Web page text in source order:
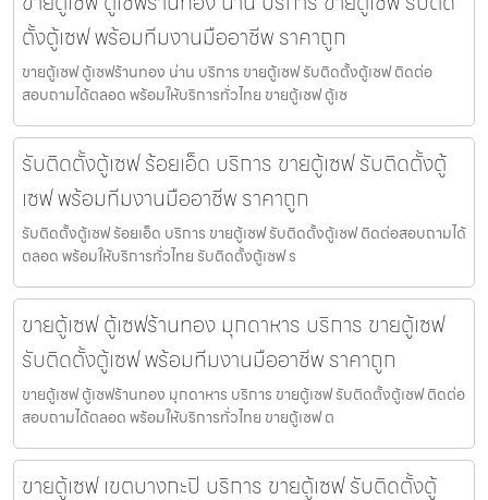
ตั้งตู้เซฟ พร้อมทีมงานมืออาชีพ ราคาถูก
ขายตู้เซฟ ตู้เซฟร้านทอง น่าน บริการ ขายตู้เซฟ รับติดตั้งตู้เซฟ ติดต่อ
สอบถามได้ตลอด พร้อมให้บริการทั่วไทย ขายตู้เซฟ ตู้เซ
รับติดตั้งตู้เซฟ ร้อยเอ็ด บริการ ขายตู้เซฟ รับติดตั้งตู้
เซฟ พร้อมทีมงานมืออาชีพ ราคาถูก
รับติดตั้งตู้เซฟ ร้อยเอ็ด บริการ ขายตู้เซฟ รับติดตั้งตู้เซฟ ติดต่อสอบถามได้
ตลอด พร้อมให้บริการทั่วไทย รับติดตั้งตู้เซฟ ร
ขายตู้เซฟ ตู้เซฟร้านทอง มุกดาหาร บริการ ขายตู้เซฟ
รับติดตั้งตู้เซฟ พร้อมทีมงานมืออาชีพ ราคาถูก
ขายตู้เซฟ ตู้เซฟร้านทอง มุกดาหาร บริการ ขายตู้เซฟ รับติดตั้งตู้เซฟ ติดต่อ
สอบถามได้ตลอด พร้อมให้บริการทั่วไทย ขายตู้เซฟ ต
ขายตู้เซฟ เขตบางกะปิ บริการ ขายตู้เซฟ รับติดตั้งตู้